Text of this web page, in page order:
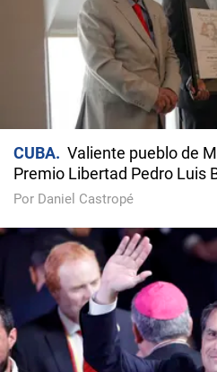
CUBA
Valiente pueblo de
Premio Libertad Pedro Luis
Por Daniel Castropé